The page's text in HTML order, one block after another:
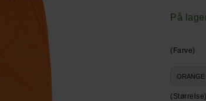
På
(Farve)
(Størrelse)